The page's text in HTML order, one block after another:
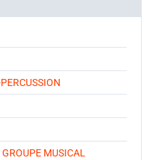
MUSICAL